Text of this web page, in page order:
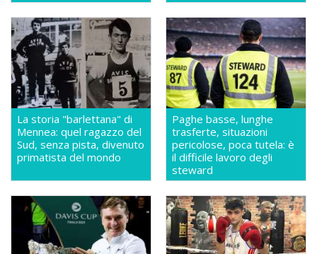
La storia "barlettana" di
Mennea: quel ragazzo del
Sud, senza pista, divenuto
primatista del mondo
Paghe basse, lunghe
trasferte, situazioni
pericolose, poca tutela: è
il difficile lavoro degli
steward